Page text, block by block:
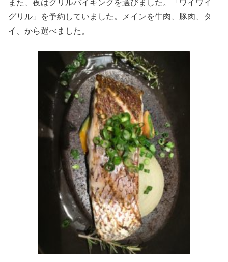
また、夜はグリルバイキングを選びました。「ワイワイ
グリル」を予約していました。メインを牛肉、豚肉、タ
イ、から選べました。